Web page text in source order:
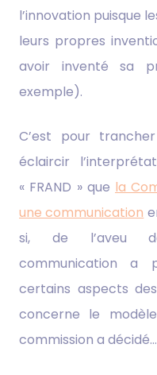
l’innovation puisque
leurs propres
avoir inventé sa
exemple).
C’est pour
éclaircir
« FRAND » que la
une communication
si, de l’aveu
communication a
certains aspects
concerne le
commission a